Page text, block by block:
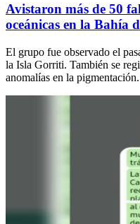
Avistaron más de 50
oceánicas en la Bahía
El grupo fue observado el
la Isla Gorriti. También se
anomalías en la pigmentación.